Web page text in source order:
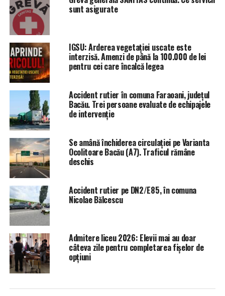
sunt asigurate
IGSU: Arderea vegetației uscate este
interzisă. Amenzi de până la 100.000 de lei
pentru cei care încalcă legea
Accident rutier în comuna Faraoani, județul
Bacău. Trei persoane evaluate de echipajele
de intervenție
Se amână închiderea circulației pe Varianta
Ocolitoare Bacău (A7). Traficul rămâne
deschis
Accident rutier pe DN2/E85, în comuna
Nicolae Bălcescu
Admitere liceu 2026: Elevii mai au doar
câteva zile pentru completarea fișelor de
opțiuni